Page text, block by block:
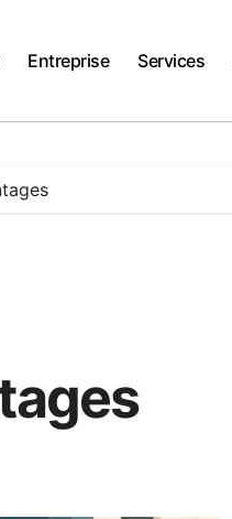
Entreprise Services